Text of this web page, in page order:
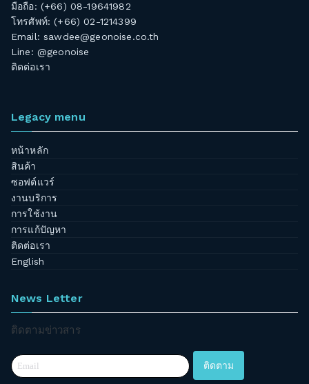
มือถือ: (+66) 08-19641982
โทรศัพท์: (+66) 02-1214399
Email:sawdee@geonoise.co.th
Line: @geonoise
ติดต่อเรา
Legacy menu
หน้าหลัก
สินค้า
ซอฟต์แวร์
งานบริการ
การใช้งาน
การแก้ปัญหา
ติดต่อเรา
English
News Letter
ติดตามข่าวสาร